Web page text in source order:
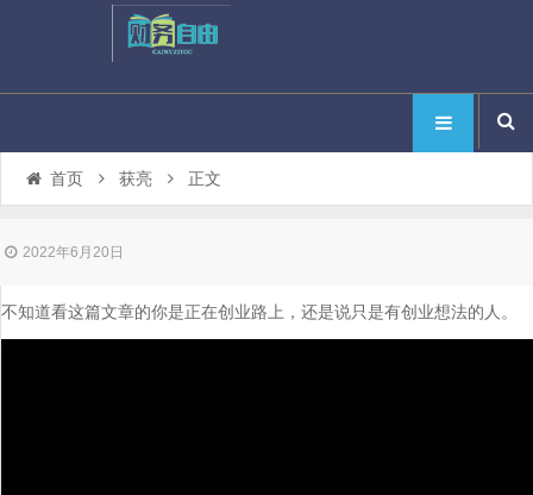
首页 获亮 正文
2022年6月20日
不知道看这篇文章的你是正在创业路上，还是说只是有创业想法的人。